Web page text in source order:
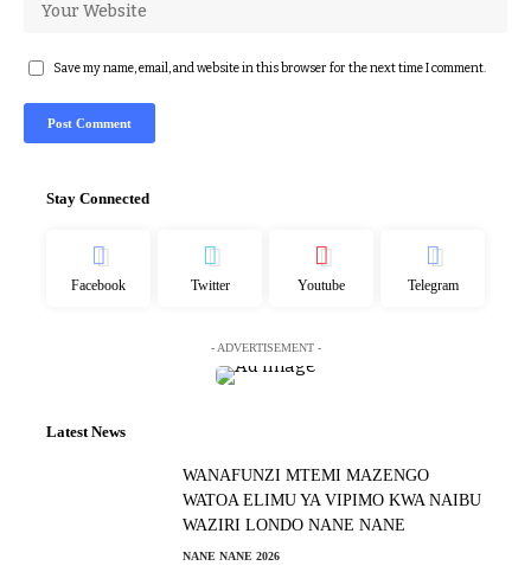
Save my name, email, and website in this browser for the next time I comment.
Stay Connected
Facebook Twitter Youtube Telegram
- ADVERTISEMENT -
Latest News
WANAFUNZI MTEMI MAZENGO
WATOA ELIMU YA VIPIMO KWA NAIBU
WAZIRI LONDO NANE NANE
NANE NANE 2026